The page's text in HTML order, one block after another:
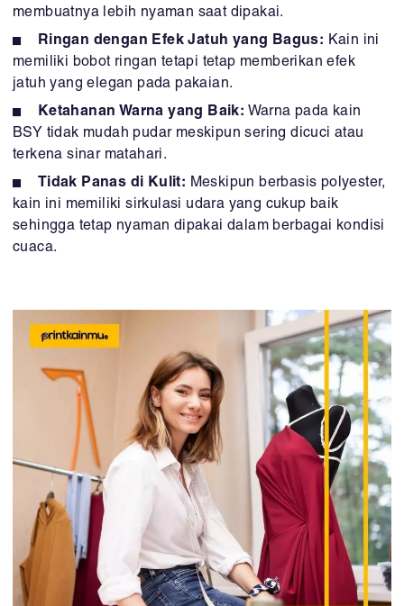
membuatnya lebih nyaman saat dipakai.
Ringan dengan Efek Jatuh yang Bagus: Kain ini
memiliki bobot ringan tetapi tetap memberikan efek
jatuh yang elegan pada pakaian.
Ketahanan Warna yang Baik: Warna pada kain
BSY tidak mudah pudar meskipun sering dicuci atau
terkena sinar matahari.
Tidak Panas di Kulit: Meskipun berbasis polyester,
kain ini memiliki sirkulasi udara yang cukup baik
sehingga tetap nyaman dipakai dalam berbagai kondisi
cuaca.